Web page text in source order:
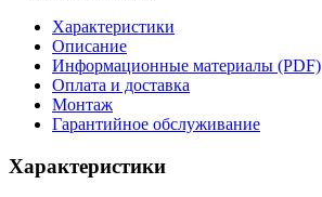
Характеристики
Описание
Информационные материалы (PDF)
Оплата и доставка
Монтаж
Гарантийное обслуживание
Характеристики